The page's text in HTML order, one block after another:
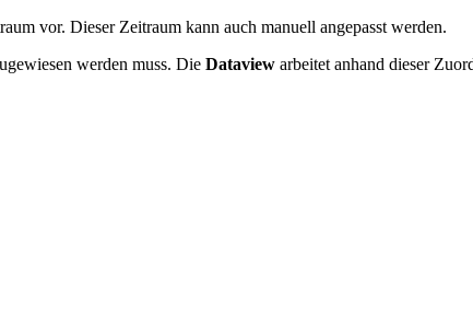
vor. Dieser Zeitraum kann auch manuell angepasst werden.
werden muss. Die Dataview arbeitet anhand dieser